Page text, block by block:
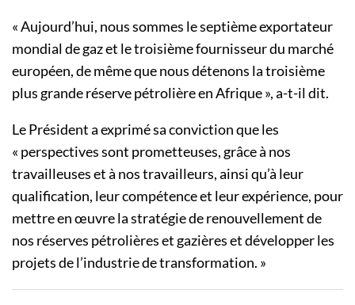
« Aujourd’hui, nous sommes le septième exportateur
mondial de gaz et le troisième fournisseur du marché
européen, de même que nous détenons la troisième
plus grande réserve pétrolière en Afrique », a-t-il dit.
Le Président a exprimé sa conviction que les
« perspectives sont prometteuses, grâce à nos
travailleuses et à nos travailleurs, ainsi qu’à leur
qualification, leur compétence et leur expérience, pour
mettre en œuvre la stratégie de renouvellement de
nos réserves pétrolières et gazières et développer les
projets de l’industrie de transformation. »